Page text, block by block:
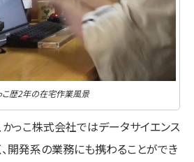
こ歴2年の在宅作業風景
かっこ株式会社ではデータサイエンス
開発系の業務にも携わることができ